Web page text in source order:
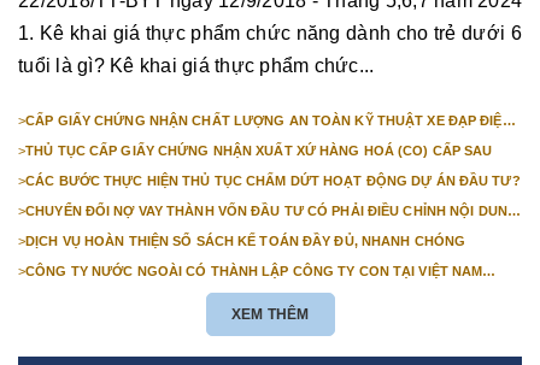
1. Kê khai giá thực phẩm chức năng dành cho trẻ dưới 6
tuổi là gì? Kê khai giá thực phẩm chức...
>CẤP GIẤY CHỨNG NHẬN CHẤT LƯỢNG AN TOÀN KỸ THUẬT XE ĐẠP ĐIỆN
>THỦ TỤC CẤP GIẤY CHỨNG NHẬN XUẤT XỨ HÀNG HOÁ (CO) CẤP SAU
>CÁC BƯỚC THỰC HIỆN THỦ TỤC CHẤM DỨT HOẠT ĐỘNG DỰ ÁN ĐẦU TƯ?
>CHUYỂN ĐỔI NỢ VAY THÀNH VỐN ĐẦU TƯ CÓ PHẢI ĐIỀU CHỈNH NỘI DUNG
>DỊCH VỤ HOÀN THIỆN SỔ SÁCH KẾ TOÁN ĐẦY ĐỦ, NHANH CHÓNG
>CÔNG TY NƯỚC NGOÀI CÓ THÀNH LẬP CÔNG TY CON TẠI VIỆT NAM
XEM THÊM